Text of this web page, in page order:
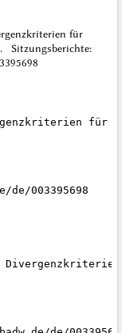
für
Sitzungsberichte:
für
003395698